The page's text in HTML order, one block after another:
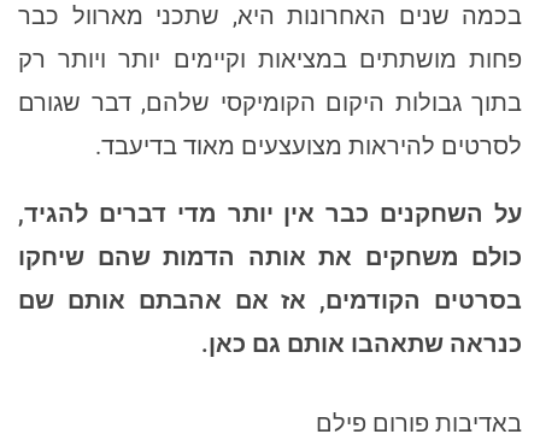
בכמה שנים האחרונות היא, שתכני מארוול כבר
פחות מושתתים במציאות וקיימים יותר ויותר רק
בתוך גבולות היקום הקומיקסי שלהם, דבר שגורם
לסרטים להיראות מצועצעים מאוד בדיעבד.
על השחקנים כבר אין יותר מדי דברים להגיד,
כולם משחקים את אותה הדמות שהם שיחקו
בסרטים הקודמים, אז אם אהבתם אותם שם
כנראה שתאהבו אותם גם כאן.
באדיבות פורום פילם